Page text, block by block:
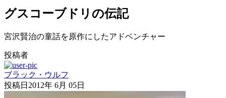
グスコーブドリの伝記
宮沢賢治の童話を原作にしたアドベンチャー
投稿者
ブラック・ウルフ
投稿日 2012年 6月 05日